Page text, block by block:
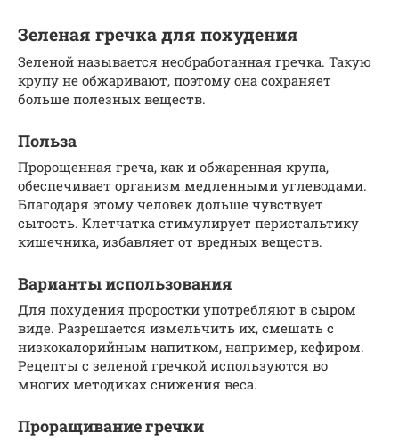
Зеленая гречка для похудения
Зеленой называется необработанная гречка. Такую
крупу не обжаривают, поэтому она сохраняет
больше полезных веществ.
Польза
Пророщенная греча, как и обжаренная крупа,
обеспечивает организм медленными углеводами.
Благодаря этому человек дольше чувствует
сытость. Клетчатка стимулирует перистальтику
кишечника, избавляет от вредных веществ.
Варианты использования
Для похудения проростки употребляют в сыром
виде. Разрешается измельчить их, смешать с
низкокалорийным напитком, например, кефиром.
Рецепты с зеленой гречкой используются во
многих методиках снижения веса.
Проращивание гречки